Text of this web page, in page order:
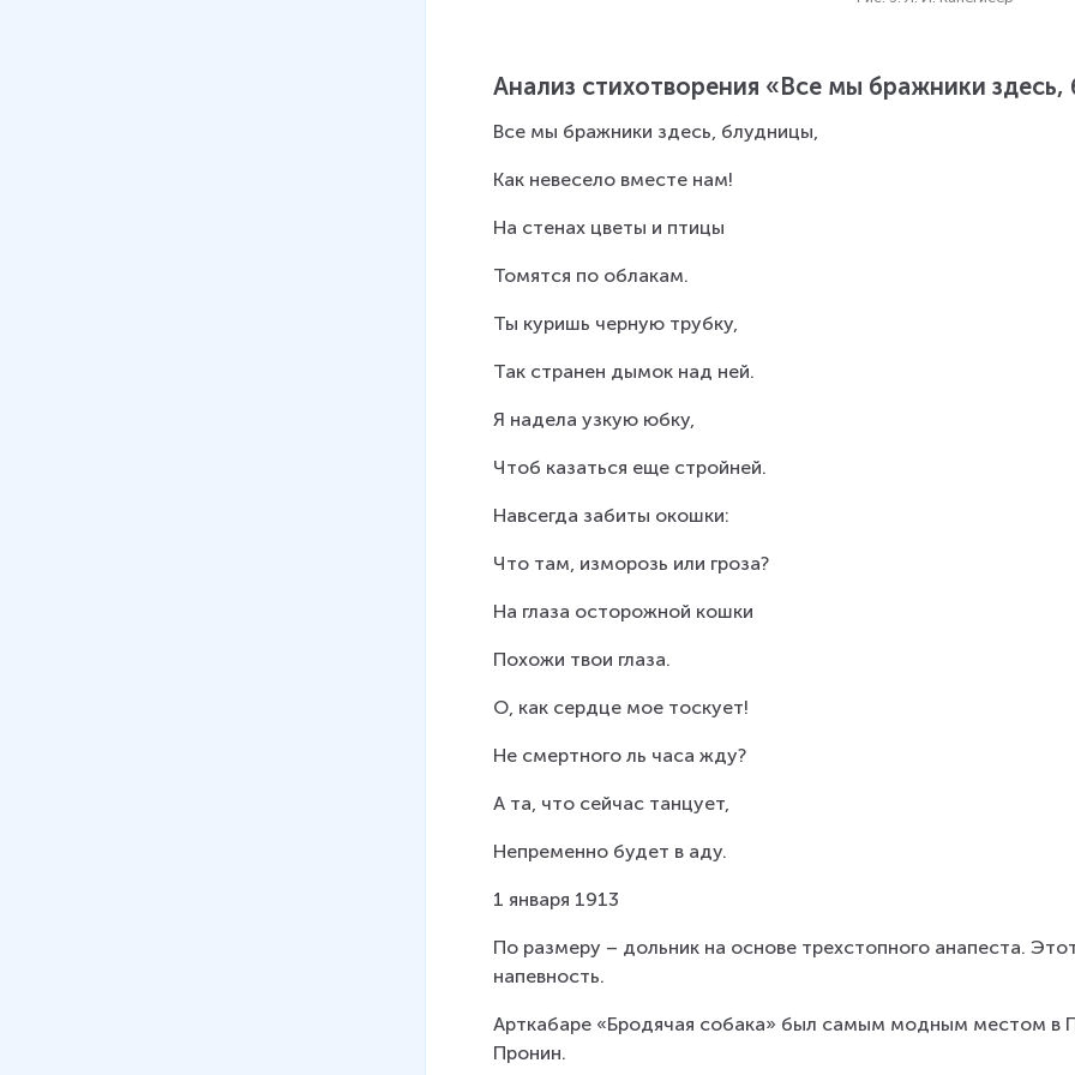
Анализ стихотворения «Все мы бражники здесь,
Все мы бражники здесь, блудницы,
Как невесело вместе нам!
На стенах цветы и птицы
Томятся по облакам.
Ты куришь черную трубку,
Так странен дымок над ней.
Я надела узкую юбку,
Чтоб казаться еще стройней.
Навсегда забиты окошки:
Что там, изморозь или гроза?
На глаза осторожной кошки
Похожи твои глаза.
О, как сердце мое тоскует!
Не смертного ль часа жду?
А та, что сейчас танцует,
Непременно будет в аду.
1 января 1913
По размеру – дольник на основе трехстопного анапеста.
напевность.
Арткабаре «Бродячая собака» был самым модным местом в
Пронин.